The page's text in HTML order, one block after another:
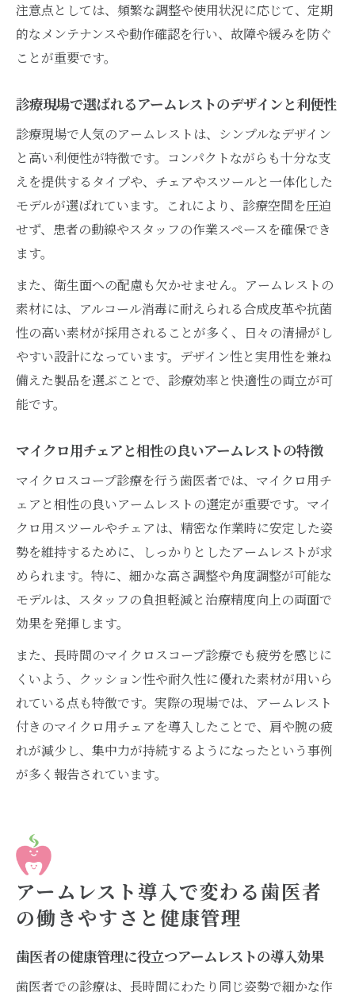
注意点としては、頻繁な調整や使用状況に応じて、定期
的なメンテナンスや動作確認を行い、故障や緩みを防ぐ
ことが重要です。
診療現場で選ばれるアームレストのデザインと利便性
診療現場で人気のアームレストは、シンプルなデザイン
と高い利便性が特徴です。コンパクトながらも十分な支
えを提供するタイプや、チェアやスツールと一体化した
モデルが選ばれています。これにより、診療空間を圧迫
せず、患者の動線やスタッフの作業スペースを確保でき
ます。
また、衛生面への配慮も欠かせません。アームレストの
素材には、アルコール消毒に耐えられる合成皮革や抗菌
性の高い素材が採用されることが多く、日々の清掃がし
やすい設計になっています。デザイン性と実用性を兼ね
備えた製品を選ぶことで、診療効率と快適性の両立が可
能です。
マイクロ用チェアと相性の良いアームレストの特徴
マイクロスコープ診療を行う歯医者では、マイクロ用チ
ェアと相性の良いアームレストの選定が重要です。マイ
クロ用スツールやチェアは、精密な作業時に安定した姿
勢を維持するために、しっかりとしたアームレストが求
められます。特に、細かな高さ調整や角度調整が可能な
モデルは、スタッフの負担軽減と治療精度向上の両面で
効果を発揮します。
また、長時間のマイクロスコープ診療でも疲労を感じに
くいよう、クッション性や耐久性に優れた素材が用いら
れている点も特徴です。実際の現場では、アームレスト
付きのマイクロ用チェアを導入したことで、肩や腕の疲
れが減少し、集中力が持続するようになったという事例
が多く報告されています。
アームレスト導入で変わる歯医者
の働きやすさと健康管理
歯医者の健康管理に役立つアームレストの導入効果
歯医者での診療は、長時間にわたり同じ姿勢で細かな作